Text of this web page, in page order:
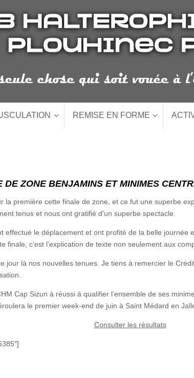
REMISE EN FORME
DE ZONE BENJAMINS ET MINIMES
la première cette finale de zone, et ce fut une superbe
tenus et nous ont gratifié d’un superbe spectacle.
effectué le déplacement et ont profité de la belle journée
finale, c’est l’explication de texte non seulement aux
jour là nos nouvelles tenues. Je tiens à remercier le
Cap Sizun à réussi à qualifier l’ensemble de ses
le premier week-end de juin à Saint Médard en
Consulter les résultats